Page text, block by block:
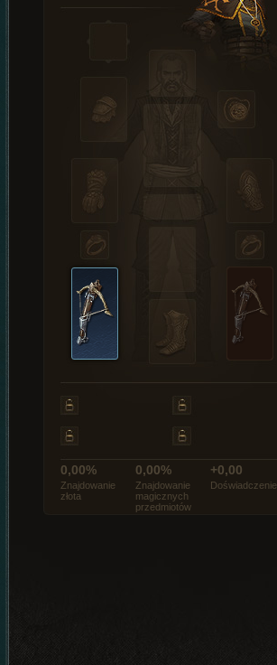
0,00%
Znajdowanie
złota
0,00%
Znajdowanie
magicznych
przedmiotów
+0,00
Doświadczenie